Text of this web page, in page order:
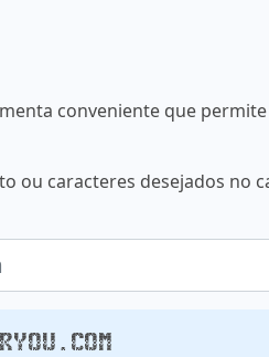
conveniente que
ou caracteres desejados no